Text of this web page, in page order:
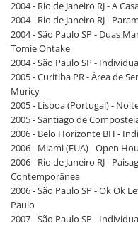
2004 - Rio de Janeiro RJ - A
2004 - Rio de Janeiro RJ -
2004 - São Paulo SP - Duas
Tomie Ohtake
2004 - São Paulo SP -
2005 - Curitiba PR - Área de
Muricy
2005 - Lisboa (Portugal) -
2005 - Santiago de
2006 - Belo Horizonte BH -
2006 - Miami (EUA) - Open
2006 - Rio de Janeiro RJ -
Contemporânea
2006 - São Paulo SP - Ok Ok
Paulo
2007 - São Paulo SP -